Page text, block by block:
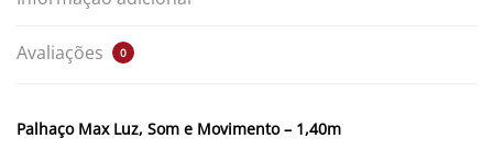
Avaliações 0
Palhaço Max Luz, Som e Movimento – 1,40m